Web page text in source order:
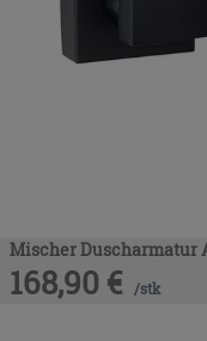
Mischer Duscharmatur
168,90 € /stk